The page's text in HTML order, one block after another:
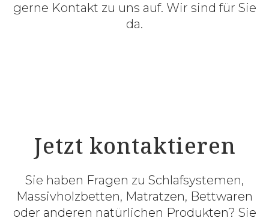
gerne Kontakt zu uns auf. Wir sind für Sie
da.
Jetzt kontaktieren
Sie haben Fragen zu Schlafsystemen,
Massivholzbetten, Matratzen, Bettwaren
oder anderen natürlichen Produkten? Sie